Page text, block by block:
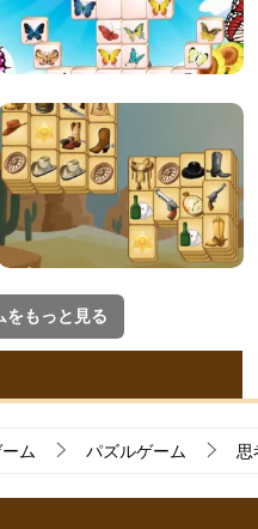
をもっと見る
ム パズルゲーム 思